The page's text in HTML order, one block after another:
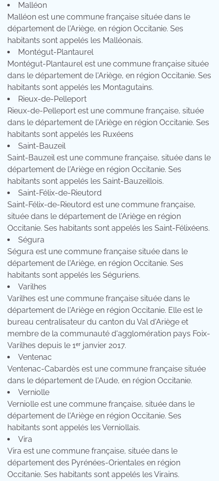
Malléon
Malléon est une commune française située dans le
département de l'Ariège, en région Occitanie. Ses
habitants sont appelés les Malléonais.
Montégut-Plantaurel
Montégut-Plantaurel est une commune française située
dans le département de l'Ariège, en région Occitanie. Ses
habitants sont appelés les Montagutains.
Rieux-de-Pelleport
Rieux-de-Pelleport est une commune française, située
dans le département de l'Ariège en région Occitanie. Ses
habitants sont appelés les Ruxéens
Saint-Bauzeil
Saint-Bauzeil est une commune française, située dans le
département de l'Ariège en région Occitanie. Ses
habitants sont appelés les Saint-Bauzeillois.
Saint-Félix-de-Rieutord
Saint-Félix-de-Rieutord est une commune française,
située dans le département de l'Ariège en région
Occitanie. Ses habitants sont appelés les Saint-Félixéens.
Ségura
Ségura est une commune française située dans le
département de l'Ariège, en région Occitanie. Ses
habitants sont appelés les Séguriens.
Varilhes
Varilhes est une commune française située dans le
département de l'Ariège en région Occitanie. Elle est le
bureau centralisateur du canton du Val d'Ariège et
membre de la communauté d'agglomération pays Foix-
Varilhes depuis le 1ᵉʳ janvier 2017.
Ventenac
Ventenac-Cabardès est une commune française située
dans le département de l'Aude, en région Occitanie.
Verniolle
Verniolle est une commune française, située dans le
département de l'Ariège en région Occitanie. Ses
habitants sont appelés les Verniollais.
Vira
Vira est une commune française, située dans le
département des Pyrénées-Orientales en région
Occitanie. Ses habitants sont appelés les Virains.